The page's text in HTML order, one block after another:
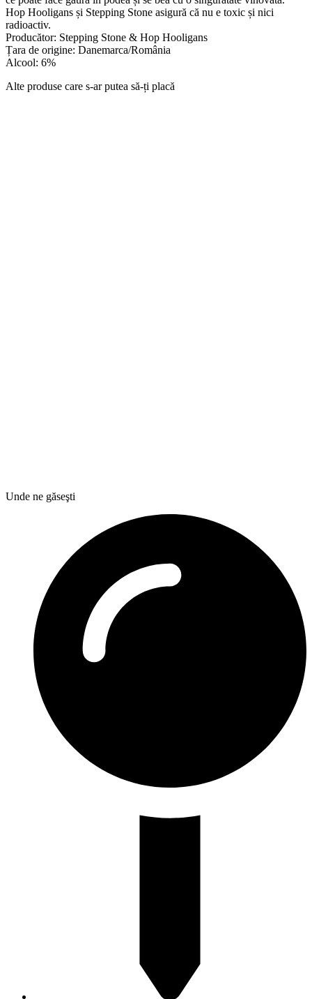
Hop Hooligans și Stepping Stone asigură că nu e toxic și nici
radioactiv.
Producător: Stepping Stone & Hop Hooligans
Țara de origine: Danemarca/România
Alcool: 6%
Alte produse care s-ar putea să-ți placă
Unde ne găseşti